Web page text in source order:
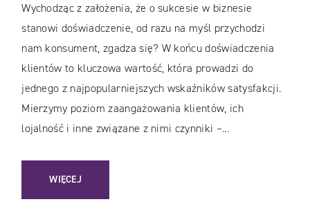
Wychodząc z założenia, że o sukcesie w biznesie
stanowi doświadczenie, od razu na myśl przychodzi
nam konsument, zgadza się? W końcu doświadczenia
klientów to kluczowa wartość, która prowadzi do
jednego z najpopularniejszych wskaźników satysfakcji.
Mierzymy poziom zaangażowania klientów, ich
lojalność i inne związane z nimi czynniki –...
WIĘCEJ
: TOTAL EXPERIENCE / WSCHODZĄCY TREND CZY KOLEJNY